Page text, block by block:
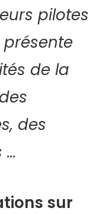
pilotes
présente
de la
des
…
sur